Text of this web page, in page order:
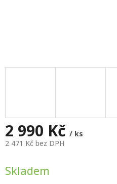
2 990 Kč / ks
2 471 Kč bez DPH
cena:
Skladem